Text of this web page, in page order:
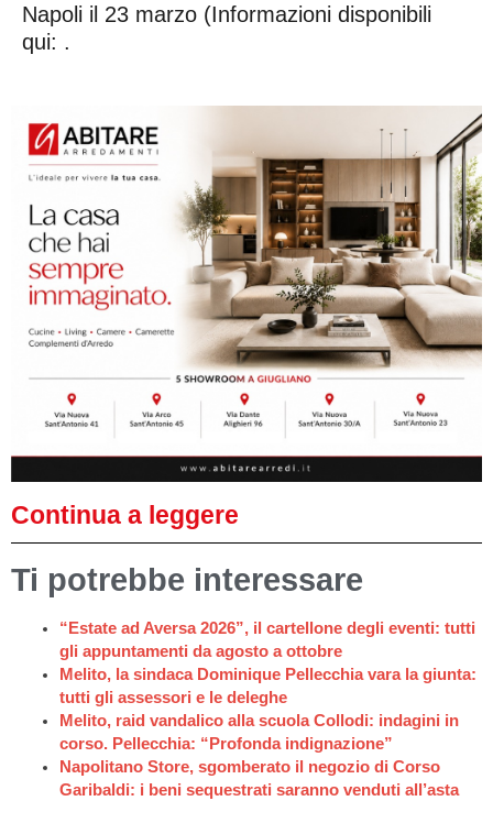
Napoli il 23 marzo (Informazioni disponibili
qui: .
Continua a leggere
Ti potrebbe interessare
“Estate ad Aversa 2026”, il cartellone degli eventi: tutti
gli appuntamenti da agosto a ottobre
Melito, la sindaca Dominique Pellecchia vara la giunta:
tutti gli assessori e le deleghe
Melito, raid vandalico alla scuola Collodi: indagini in
corso. Pellecchia: “Profonda indignazione”
Napolitano Store, sgomberato il negozio di Corso
Garibaldi: i beni sequestrati saranno venduti all’asta